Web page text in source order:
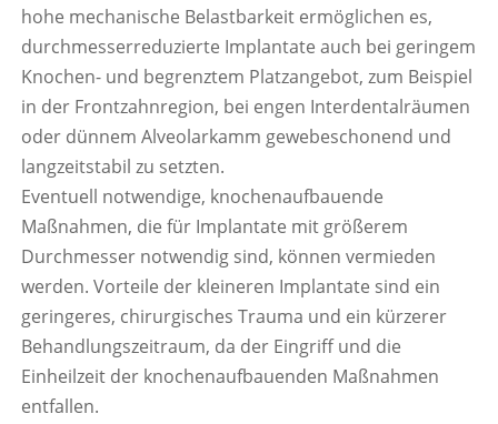
hohe mechanische Belastbarkeit ermöglichen es,
durchmesserreduzierte Implantate auch bei geringem
Knochen- und begrenztem Platzangebot, zum Beispiel
in der Frontzahnregion, bei engen Interdentalräumen
oder dünnem Alveolarkamm gewebeschonend und
langzeitstabil zu setzten.
Eventuell notwendige, knochenaufbauende
Maßnahmen, die für Implantate mit größerem
Durchmesser notwendig sind, können vermieden
werden. Vorteile der kleineren Implantate sind ein
geringeres, chirurgisches Trauma und ein kürzerer
Behandlungszeitraum, da der Eingriff und die
Einheilzeit der knochenaufbauenden Maßnahmen
entfallen.